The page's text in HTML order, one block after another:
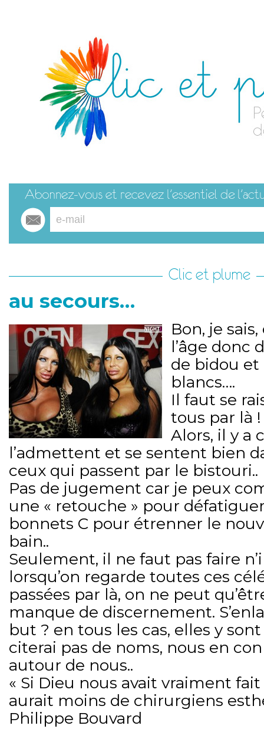
Clic et plume
au secours…
Bon, je
l’âge donc
de bidou et
blancs….
Il faut se
tous par là !
Alors, il y a
l’admettent et se sentent bien
ceux qui passent par le bistouri..
Pas de jugement car je peux
une « retouche » pour
bonnets C pour étrenner le
bain..
Seulement, il ne faut pas faire
lorsqu’on regarde toutes ces
passées par là, on ne peut
manque de discernement.
but ? en tous les cas, elles y
citerai pas de noms, nous en
autour de nous..
« Si Dieu nous avait vraiment
aurait moins de chirurgiens
Philippe Bouvard